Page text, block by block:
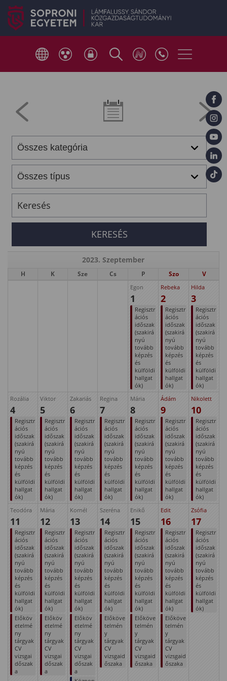
2023. Szeptember
H K Sze Cs P Szo V
Egon
1
Regisztr
ációs
időszak
(szakirá
nyú
tovább
képzés
és
külföldi
hallgat
ók)
Rebeka
2
Regisztr
ációs
időszak
(szakirá
nyú
tovább
képzés
és
külföldi
hallgat
ók)
Hilda
3
Regisztr
ációs
időszak
(szakirá
nyú
tovább
képzés
és
külföldi
hallgat
ók)
Rozália
4
Regisztr
ációs
időszak
(szakirá
nyú
tovább
képzés
és
külföldi
hallgat
ók)
Viktor
5
Regisztr
ációs
időszak
(szakirá
nyú
tovább
képzés
és
külföldi
hallgat
ók)
Zakariás
6
Regisztr
ációs
időszak
(szakirá
nyú
tovább
képzés
és
külföldi
hallgat
ók)
Regina
7
Regisztr
ációs
időszak
(szakirá
nyú
tovább
képzés
és
külföldi
hallgat
ók)
Mária
8
Regisztr
ációs
időszak
(szakirá
nyú
tovább
képzés
és
külföldi
hallgat
ók)
Ádám
9
Regisztr
ációs
időszak
(szakirá
nyú
tovább
képzés
és
külföldi
hallgat
ók)
Nikolett
10
Regisztr
ációs
időszak
(szakirá
nyú
tovább
képzés
és
külföldi
hallgat
ók)
Teodóra
11
Regisztr
ációs
időszak
(szakirá
nyú
tovább
képzés
és
külföldi
hallgat
ók)
Előköv
etelmé
ny
tárgyak
CV
vizsgai
dőszak
a
Mária
12
Regisztr
ációs
időszak
(szakirá
nyú
tovább
képzés
és
külföldi
hallgat
ók)
Előköv
etelmé
ny
tárgyak
CV
vizsgai
dőszak
a
Kornél
13
Regisztr
ációs
időszak
(szakirá
nyú
tovább
képzés
és
külföldi
hallgat
ók)
Előköv
etelmé
ny
tárgyak
CV
vizsgai
dőszak
a
Szeréna
14
Regisztr
ációs
időszak
(szakirá
nyú
tovább
képzés
és
külföldi
hallgat
ók)
Előköve
telmén
y
tárgyak
CV
vizsgaid
őszaka
Enikő
15
Regisztr
ációs
időszak
(szakirá
nyú
tovább
képzés
és
külföldi
hallgat
ók)
Előköve
telmén
y
tárgyak
CV
vizsgaid
őszaka
Edit
16
Regisztr
ációs
időszak
(szakirá
nyú
tovább
képzés
és
külföldi
hallgat
ók)
Előköve
telmén
y
tárgyak
CV
vizsgaid
őszaka
Zsófia
17
Regisztr
ációs
időszak
(szakirá
nyú
tovább
képzés
és
külföldi
hallgat
ók)